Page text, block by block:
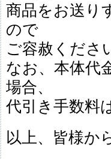
商品をお送り
ので
ご容赦くださ
なお、本体代
場合、
代引き手数料
以上、皆様か